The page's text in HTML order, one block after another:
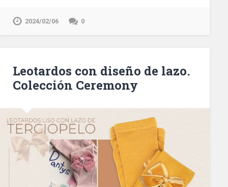
2024/02/06 0
Leotardos con diseño de lazo.
Colección Ceremony